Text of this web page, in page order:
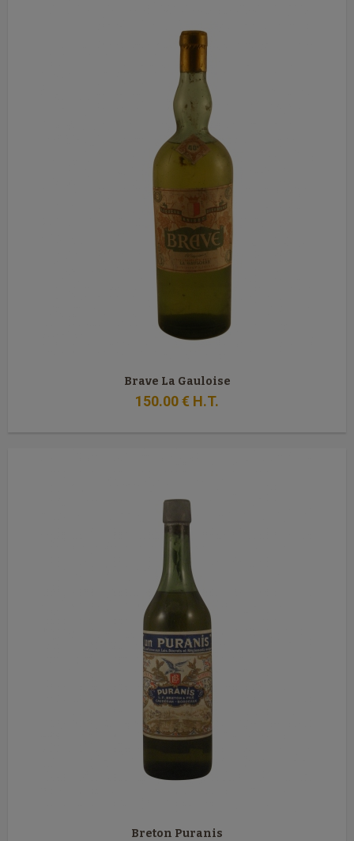
Brave La Gauloise
150.00€ H.T.
Breton Puranis